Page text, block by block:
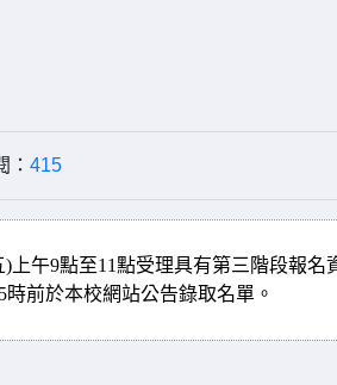
415
上午9點至11點受理具有第三階段報名
前於本校網站公告錄取名單。